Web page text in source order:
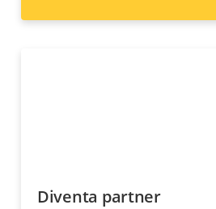
Diventa partner